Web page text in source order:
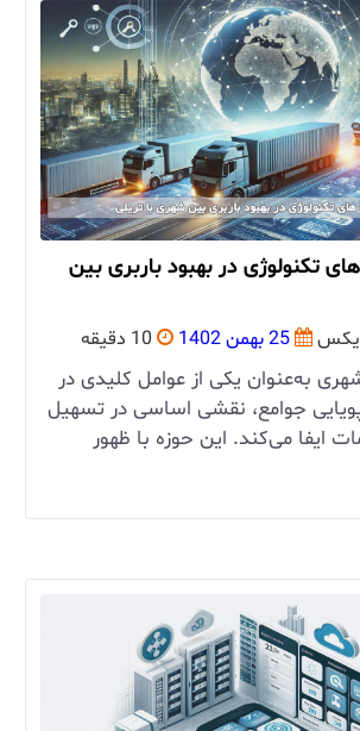
تکنولوژی در بهبود باربری بین
25 بهمن 1402 10 دقیقه
به‌عنوان یکی از عوامل کلیدی در
جوامع، نقشی اساسی در تسهیل
ایفا می‌کند. این حوزه با ظهور